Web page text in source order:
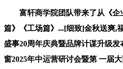
富轩商学院团队带来了从《企
篇》《工场篇》...[细致]金秋送爽,
盛事20周年庆典暨品牌计谋升级发
窗2025年中运营研讨会暨第 一届